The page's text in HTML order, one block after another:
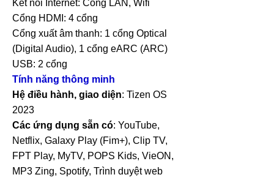
Kết nối Internet: Cổng LAN, Wifi
Cổng HDMI: 4 cổng
Cổng xuất âm thanh: 1 cổng Optical
(Digital Audio), 1 cổng eARC (ARC)
USB: 2 cổng
Tính năng thông minh
Hệ điều hành, giao diện: Tizen OS
2023
Các ứng dụng sẵn có: YouTube,
Netflix, Galaxy Play (Fim+), Clip TV,
FPT Play, MyTV, POPS Kids, VieON,
MP3 Zing, Spotify, Trình duyệt web